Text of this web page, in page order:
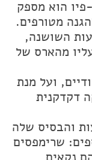
הוא מספק
מטורפים.
השושנה,
מהארס של
ועל מנת
דקדקנית
והבסיס שלה
שרימפסים